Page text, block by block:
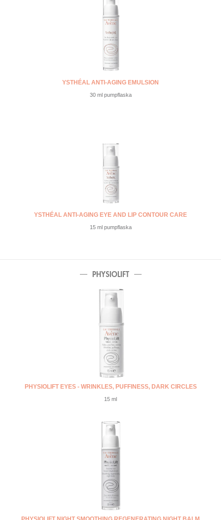
YSTHÉAL ANTI-AGING EMULSION
30 ml pumpflaska
YSTHÉAL ANTI-AGING EYE AND LIP CONTOUR CARE
15 ml pumpflaska
PHYSIOLIFT
PHYSIOLIFT EYES - WRINKLES, PUFFINESS, DARK CIRCLES
15 ml